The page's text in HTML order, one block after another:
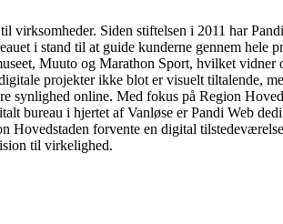
virksomheder. Siden stiftelsen i 2011 har
i stand til at guide kunderne gennem hele
Muuto og Marathon Sport, hvilket vidner
projekter ikke blot er visuelt tiltalende,
synlighed online. Med fokus på Region
bureau i hjertet af Vanløse er Pandi Web
Hovedstaden forvente en digital
til virkelighed.